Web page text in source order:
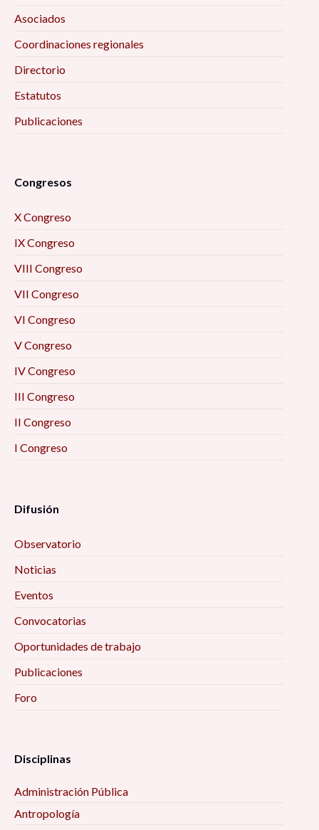
Asociados
Coordinaciones regionales
Directorio
Estatutos
Publicaciones
Congresos
X Congreso
IX Congreso
VIII Congreso
VII Congreso
VI Congreso
V Congreso
IV Congreso
III Congreso
II Congreso
I Congreso
Difusión
Observatorio
Noticias
Eventos
Convocatorias
Oportunidades de trabajo
Publicaciones
Foro
Disciplinas
Administración Pública
Antropología